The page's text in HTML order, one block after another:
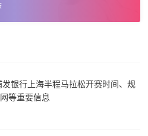
发银行上海半程马拉松开赛时间、规
等重要信息